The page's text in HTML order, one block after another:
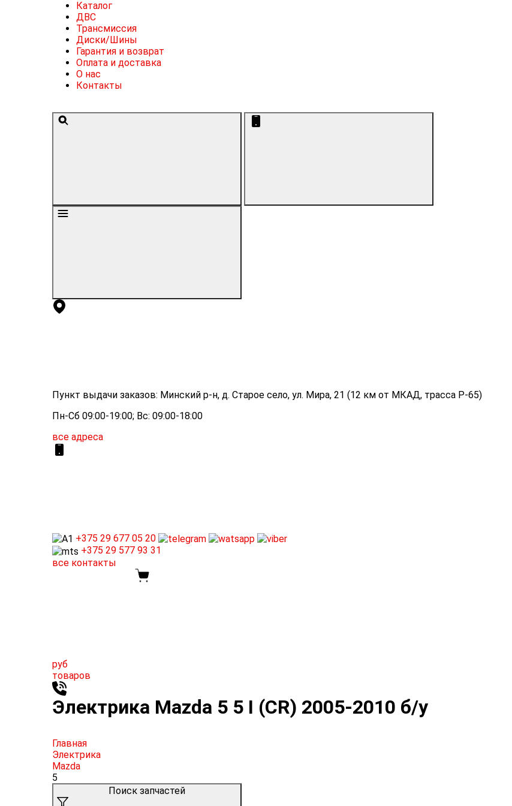
Каталог
ДВС
Трансмиссия
Диски/Шины
Гарантия и возврат
Оплата и доставка
О нас
Контакты
Пункт выдачи заказов: Минский р-н, д. Старое село, ул. Мира, 21 (12 км от МКАД, трасса P-65)
Пн-Сб 09:00-19:00; Вс: 09:00-18:00
все адреса
+375 29 677 05 20
+375 29 577 93 31
все контакты
руб
товаров
Электрика Mazda 5 5 I (CR) 2005-2010 б/у
Главная
Электрика
Mazda
5
Поиск запчастей